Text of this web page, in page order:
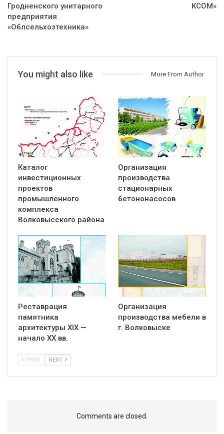
Гродненского унитарного
предприятия
«Облсельхозтехника»
КСОМ»
You might also like More From Author
Каталог
инвестиционных
проектов
промышленного
комплекса
Волковысского района
Организация
производства
стационарных
бетононасосов
Реставрация
памятника
архитектуры XIX —
начало XX вв.
Организация
производства мебели в
г. Волковыске
PREV NEXT
Comments are closed.